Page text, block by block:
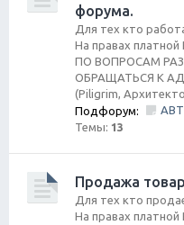
форума.
Для тех кто
На правах платной
ПО ВОПРОСАМ
ОБРАЩАТЬСЯ К
(Piligrim,
Подфорум:
Темы: 13
Продажа
Для тех кто
На правах платной